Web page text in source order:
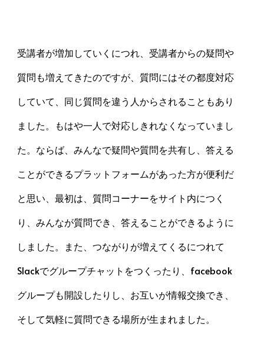
受講者が増加していくにつれ、受講者からの疑問や
質問も増えてきたのですが、質問にはその都度対応
していて、同じ質問を違う人からされることもあり
ました。もはや一人で対応しきれなくなっていまし
た。ならば、みんなで疑問や質問を共有し、答える
ことができるプラットフォームがあった方が便利だ
と思い、最初は、質問コーナーをサイト内につく
り、みんなが質問でき、答えることができるように
しました。また、つながりが増えてくるにつれて
Slackでグループチャットをつくったり、facebook
グループも開設したりし、お互いが情報交換でき、
そして気軽に質問できる場所が生まれました。